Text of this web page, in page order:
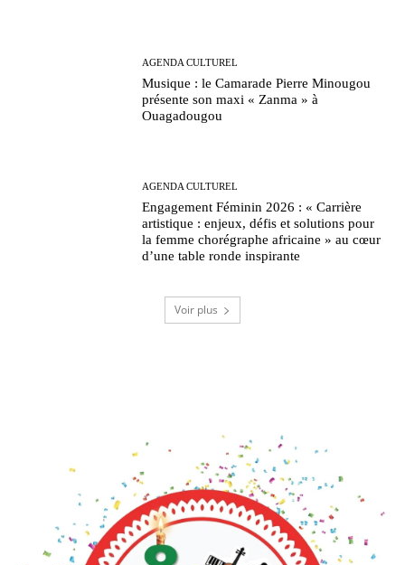
AGENDA CULTUREL
Musique : le Camarade Pierre Minougou
présente son maxi « Zanma » à
Ouagadougou
AGENDA CULTUREL
Engagement Féminin 2026 : « Carrière
artistique : enjeux, défis et solutions pour
la femme chorégraphe africaine » au cœur
d’une table ronde inspirante
Voir plus